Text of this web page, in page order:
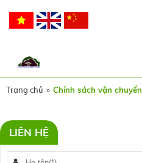
Trang chủ » Chính sách vận chuyển
LIÊN HỆ